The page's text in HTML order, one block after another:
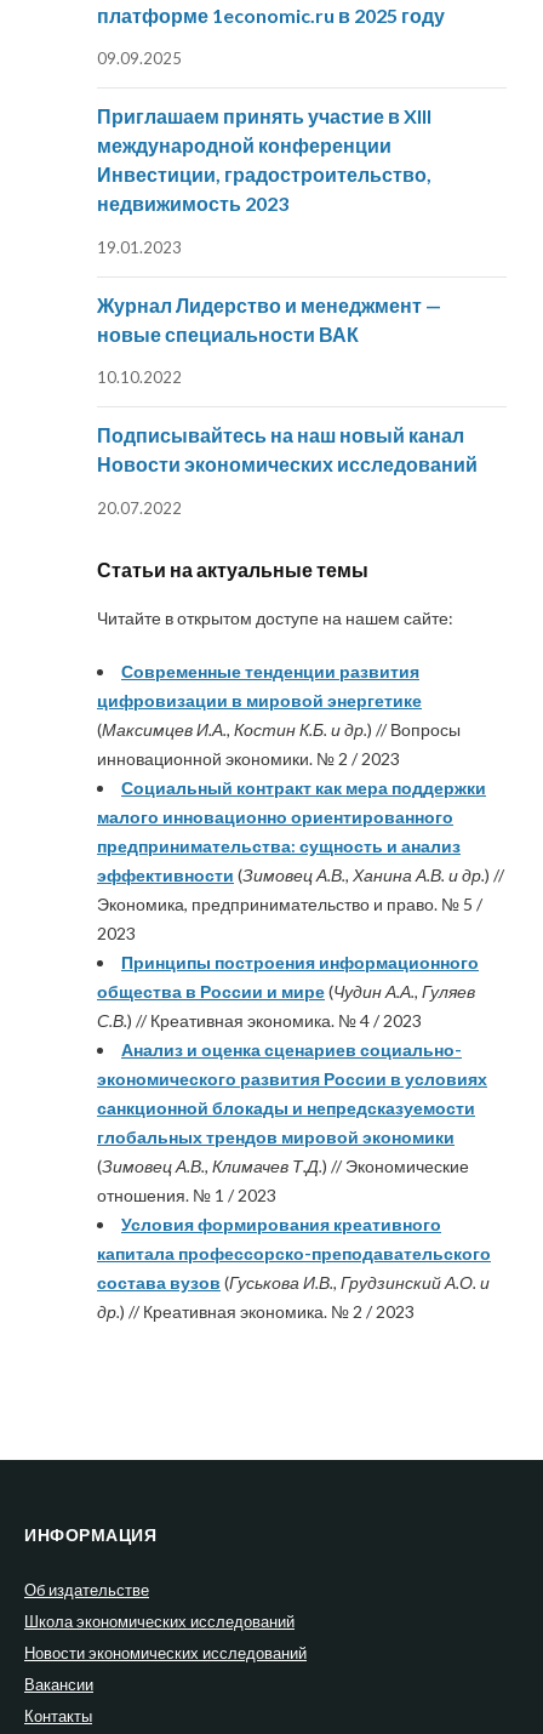
платформе 1economic.ru в 2025 году
09.09.2025
Приглашаем принять участие в XIII
международной конференции
Инвестиции, градостроительство,
недвижимость 2023
19.01.2023
Журнал Лидерство и менеджмент —
новые специальности ВАК
10.10.2022
Подписывайтесь на наш новый канал
Новости экономических исследований
20.07.2022
Статьи на актуальные темы
Читайте в открытом доступе на нашем сайте:
Современные тенденции развития
цифровизации в мировой энергетике
(Максимцев И.А., Костин К.Б. и др.) // Вопросы
инновационной экономики. № 2 / 2023
Социальный контракт как мера поддержки
малого инновационно ориентированного
предпринимательства: сущность и анализ
эффективности (Зимовец А.В., Ханина А.В. и др.) //
Экономика, предпринимательство и право. № 5 /
2023
Принципы построения информационного
общества в России и мире(Чудин А.А., Гуляев
С.В.) // Креативная экономика. № 4 / 2023
Анализ и оценка сценариев социально-
экономического развития России в условиях
санкционной блокады и непредсказуемости
глобальных трендов мировой экономики
(Зимовец А.В., Климачев Т.Д.) // Экономические
отношения. № 1 / 2023
Условия формирования креативного
капитала профессорско-преподавательского
состава вузов (Гуськова И.В., Грудзинский А.О. и
др.) // Креативная экономика. № 2 / 2023
ИНФОРМАЦИЯ
Об издательстве
Школа экономических исследований
Новости экономических исследований
Вакансии
Контакты